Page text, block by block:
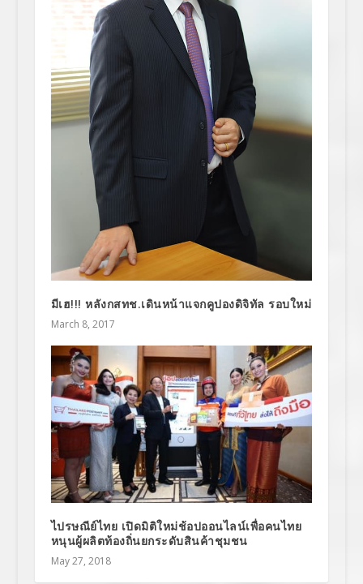
มีเฮ!!! หลังกสทช.เดินหน้าแจกคูปองดิจิทัล รอบใหม่
March 8, 2017
ไปรษณีย์ไทย เปิดมิติใหม่ช้อปออนไลน์เพื่อคนไทย
หนุนผู้ผลิตท้องถิ่นยกระดับสินค้าชุมชน
May 27, 2018